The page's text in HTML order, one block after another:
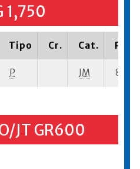
1,750
Tipo Cr. Cat.
P JM 8 su-
JT GR600